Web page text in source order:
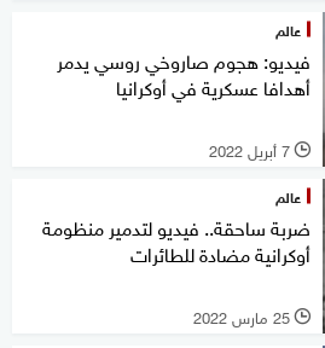
عالم
فيديو: هجوم صاروخي روسي يدمر
أهدافا عسكرية في أوكرانيا
l 7 أبريل 2022
عالم
ضربة ساحقة.. فيديو لتدمير منظومة
أوكرانية مضادة للطائرات
l 25 مارس 2022